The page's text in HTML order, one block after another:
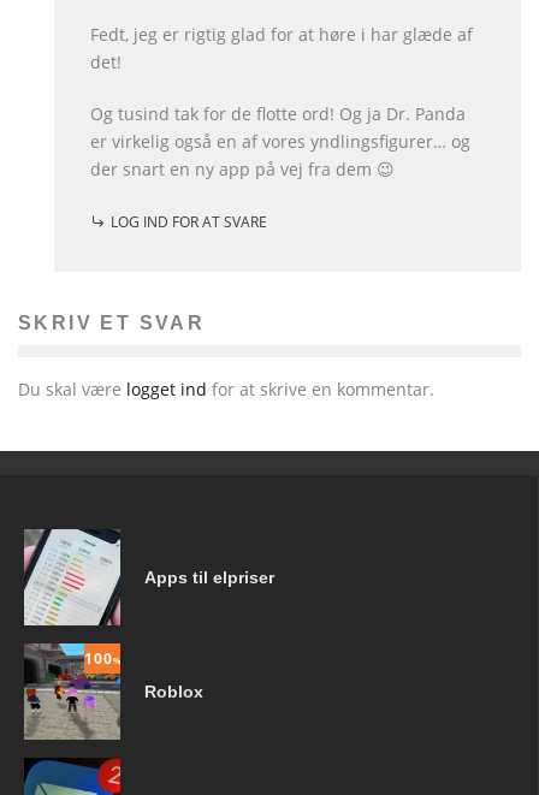
Fedt, jeg er rigtig glad for at høre i har glæde af
det!
Og tusind tak for de flotte ord! Og ja Dr. Panda
er virkelig også en af vores yndlingsfigurer… og
der snart en ny app på vej fra dem 😉
LOG IND FOR AT SVARE
SKRIV ET SVAR
Du skal være logget ind for at skrive en kommentar.
Apps til elpriser
100%
Roblox